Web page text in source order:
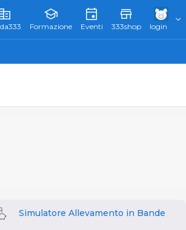
Formazione Eventi 333shop login
Simulatore Allevamento in Bande